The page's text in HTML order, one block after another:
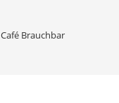
Brauchbar